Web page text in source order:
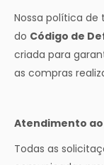
Nossa política de
do Código de
criada para
as compras
Atendimento
Todas as